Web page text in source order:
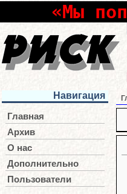
«Мы
Навигация
Главная
Архив
О нас
Дополнительно
Пользователи